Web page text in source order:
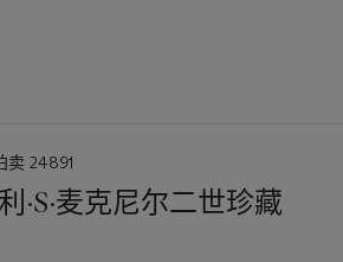
卖 24891
·S·麦克尼尔二世珍藏